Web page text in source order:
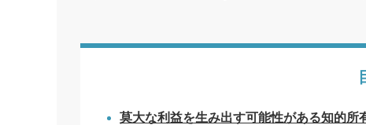
莫大な利益を生み出す可能性がある知的所